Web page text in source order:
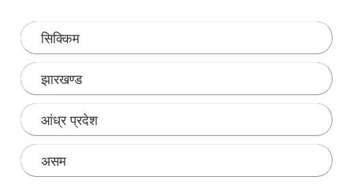
सिक्किम
झारखण्ड
आंध्र प्रदेश
असम